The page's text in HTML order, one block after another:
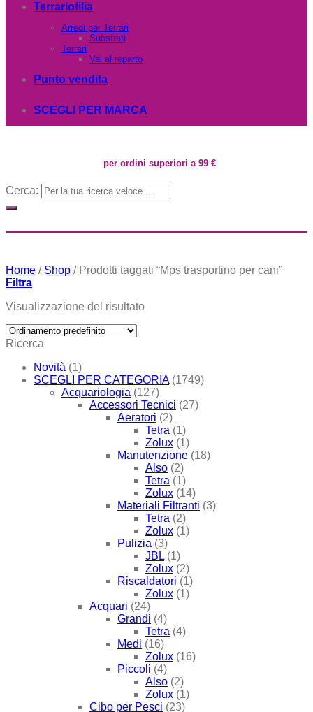
Terrariofilia
Arredi per Terrari
Substrati
Terrari
Vai al reparto
Punto vendita
SCEGLI PER MARCA
per ordini superiori a 99 €
Cerca:
Home / Shop /Prodotti taggati “Mps trasportino per cani”
Filtra
Visualizzazione del risultato
Ricerca
Novità (1)
SCEGLI PER CATEGORIA (1749)
Acquariologia (127)
Accessori Tecnici (27)
Aeratori (2)
Tetra (1)
Zolux (1)
Manutenzione (18)
Also (2)
Tetra (1)
Zolux (14)
Materiali Filtranti (3)
Tetra (2)
Zolux (1)
Pulizia (3)
JBL (1)
Zolux (2)
Riscaldatori (1)
Zolux (1)
Acquari (24)
Grandi (4)
Tetra (4)
Medi (16)
Zolux (16)
Piccoli (4)
Also (2)
Zolux (1)
Cibo per Pesci (23)